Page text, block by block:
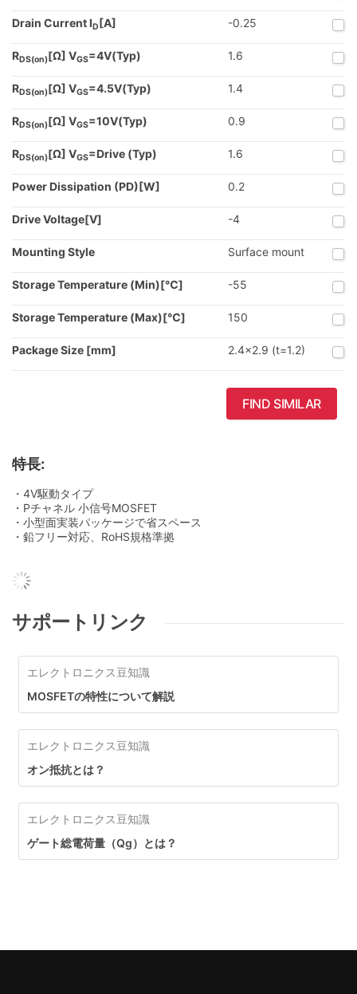
Drain Current ID[A] -0.25
RDS(on)[Ω] VGS=4V(Typ) 1.6
RDS(on)[Ω] VGS=4.5V(Typ) 1.4
RDS(on)[Ω] VGS=10V(Typ) 0.9
RDS(on)[Ω] VGS=Drive (Typ) 1.6
Power Dissipation (PD)[W] 0.2
Drive Voltage[V] -4
Mounting Style Surface mount
Storage Temperature (Min)[℃] -55
Storage Temperature (Max)[℃] 150
Package Size [mm] 2.4x2.9 (t=1.2)
FIND SIMILAR
特長:
・4V駆動タイプ
・Pチャネル 小信号MOSFET
・小型面実装パッケージで省スペース
・鉛フリー対応、RoHS規格準拠
サポートリンク
エレクトロニクス豆知識
MOSFETの特性について解説
エレクトロニクス豆知識
オン抵抗とは？
エレクトロニクス豆知識
ゲート総電荷量（Qg）とは？